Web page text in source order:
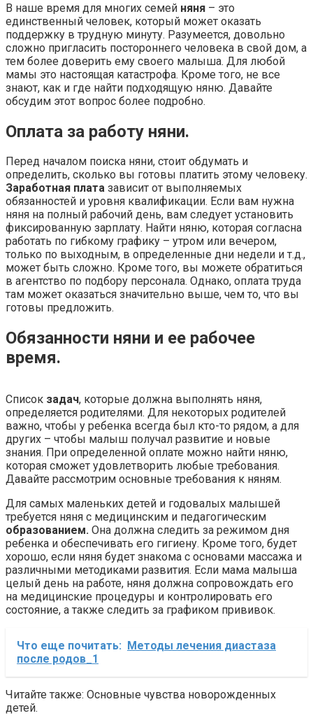
В наше время для многих семей няня – это
единственный человек, который может оказать
поддержку в трудную минуту. Разумеется, довольно
сложно пригласить постороннего человека в свой дом, а
тем более доверить ему своего малыша. Для любой
мамы это настоящая катастрофа. Кроме того, не все
знают, как и где найти подходящую няню. Давайте
обсудим этот вопрос более подробно.
Оплата за работу няни.
Перед началом поиска няни, стоит обдумать и
определить, сколько вы готовы платить этому человеку.
Заработная плата зависит от выполняемых
обязанностей и уровня квалификации. Если вам нужна
няня на полный рабочий день, вам следует установить
фиксированную зарплату. Найти няню, которая согласна
работать по гибкому графику – утром или вечером,
только по выходным, в определенные дни недели и т.д.,
может быть сложно. Кроме того, вы можете обратиться
в агентство по подбору персонала. Однако, оплата труда
там может оказаться значительно выше, чем то, что вы
готовы предложить.
Обязанности няни и ее рабочее
время.
Список задач, которые должна выполнять няня,
определяется родителями. Для некоторых родителей
важно, чтобы у ребенка всегда был кто-то рядом, а для
других – чтобы малыш получал развитие и новые
знания. При определенной оплате можно найти няню,
которая сможет удовлетворить любые требования.
Давайте рассмотрим основные требования к няням.
Для самых маленьких детей и годовалых малышей
требуется няня с медицинским и педагогическим
образованием. Она должна следить за режимом дня
ребенка и обеспечивать его гигиену. Кроме того, будет
хорошо, если няня будет знакома с основами массажа и
различными методиками развития. Если мама малыша
целый день на работе, няня должна сопровождать его
на медицинские процедуры и контролировать его
состояние, а также следить за графиком прививок.
Что еще почитать:
Методы лечения диастаза
после родов_1
Читайте также: Основные чувства новорожденных
детей.